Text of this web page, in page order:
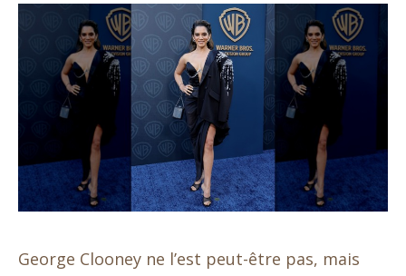
George Clooney ne l’est peut-être pas, mais